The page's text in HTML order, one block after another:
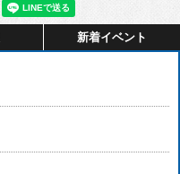
新着イベント